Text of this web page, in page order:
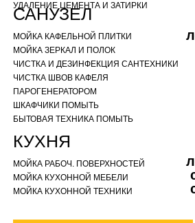
УДАЛЕНИЕ ЦЕМЕНТА И ЗАТИРКИ
МОЙКА КАФЕЛЬНОЙ ПЛИТКИ
МОЙКА ЗЕРКАЛ И ПОЛОК
ЧИСТКА И ДЕЗИНФЕКЦИЯ САНТЕХНИКИ
ЧИСТКА ШВОВ КАФЕЛЯ
ПАРОГЕНЕРАТОРОМ
ШКАФЧИКИ ПОМЫТЬ
БЫТОВАЯ ТЕХНИКА ПОМЫТЬ
САНУЗЕЛ
МОЙКА РАБОЧ. ПОВЕРХНОСТЕЙ
МОЙКА КУХОННОЙ МЕБЕЛИ
МОЙКА КУХОННОЙ ТЕХНИКИ
КУХНЯ